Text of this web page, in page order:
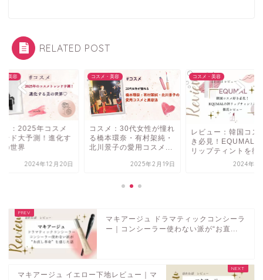
RELATED POST
・美容
メ：30代女性が憧れ
本環奈・有村架純・
景子の愛用コスメ...
2025年2月19日
コスメ・美容
レビュー：韓国コスメ好
き必見！EQUMALの神
リップティントを徹底...
2024年5月11日
コスメ・美容
コスメ：2025年コ
トレンド大予測！進
る美の世界
2024年12
マキアージュ ドラマティックコンシーラ
ー｜コンシーラー使わない派が“お直...
マキアージュ イエロー下地レビュー｜マ